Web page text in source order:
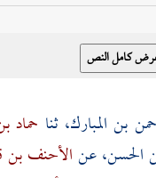
بن المبارك،ثنا حماد
الحسن،عنالأحنف